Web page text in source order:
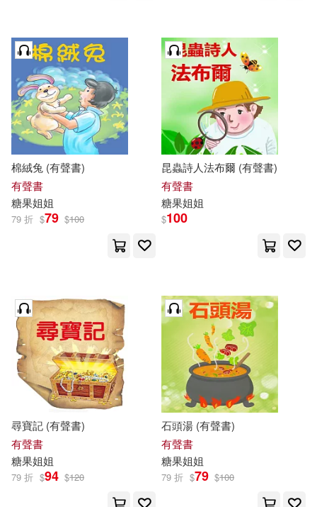
棉絨兔 (有聲書)
有聲書
糖果姐姐
79 折 $79 $100
昆蟲詩人法布爾 (有聲書)
有聲書
糖果姐姐
$100
尋寶記 (有聲書)
有聲書
糖果姐姐
79 折 $94 $120
石頭湯 (有聲書)
有聲書
糖果姐姐
79 折 $79 $100